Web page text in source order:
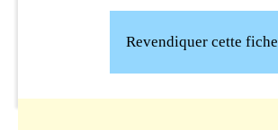
Revendiquer cette fiche